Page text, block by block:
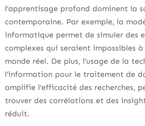
l’apprentisage profond dominent la
contemporaine. Par exemple, la
informatique permet de simuler des
complexes qui seraient impossibles
monde réel. De plus, l’usage de la
l’information pour le traitement de
amplifie l’efficacité des recherches,
trouver des corrélations et des
réduit.